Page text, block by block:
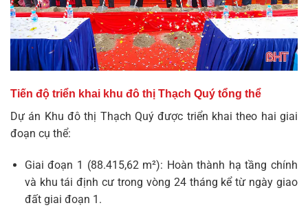
Tiến độ triển khai khu đô thị Thạch Quý tổng thể
Dự án Khu đô thị Thạch Quý được triển khai theo hai giai
đoạn cụ thể:
Giai đoạn 1 (88.415,62 m²): Hoàn thành hạ tầng chính
và khu tái định cư trong vòng 24 tháng kể từ ngày giao
đất giai đoạn 1.